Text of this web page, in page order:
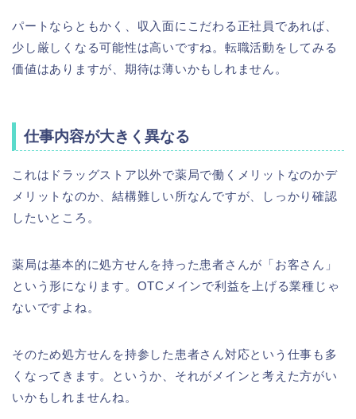
パートならともかく、収入面にこだわる正社員であれば、
少し厳しくなる可能性は高いですね。転職活動をしてみる
価値はありますが、期待は薄いかもしれません。
仕事内容が大きく異なる
これはドラッグストア以外で薬局で働くメリットなのかデ
メリットなのか、結構難しい所なんですが、しっかり確認
したいところ。
薬局は基本的に処方せんを持った患者さんが「お客さん」
という形になります。OTCメインで利益を上げる業種じゃ
ないですよね。
そのため処方せんを持参した患者さん対応という仕事も多
くなってきます。というか、それがメインと考えた方がい
いかもしれませんね。